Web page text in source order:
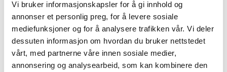
Vi bruker informasjonskapsler for å gi innhold og
annonser et personlig preg, for å levere sosiale
mediefunksjoner og for å analysere trafikken vår. Vi deler
dessuten informasjon om hvordan du bruker nettstedet
vårt, med partnerne våre innen sosiale medier,
annonsering og analysearbeid, som kan kombinere den
utenfor EU og EØS. For overføring av personopplysninger til
disse leverandørene bruker vi EUs standardavtaler for
overføringer (les mer
her: https://ec.europa.eu/info/law/law-topic/data-
protection/data-transfers-outside-eu/model-contracts-
transfer-personal-data-third-countries_en) og/eller EU-